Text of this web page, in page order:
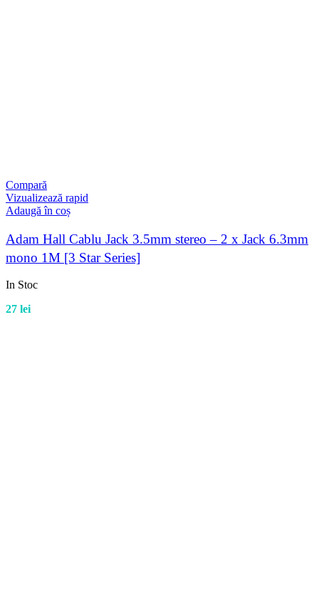
Compară
Vizualizează rapid
Adaugă în coș
Adam Hall Cablu Jack 3.5mm stereo – 2 x Jack 6.3mm
mono 1M [3 Star Series]
In Stoc
27 lei